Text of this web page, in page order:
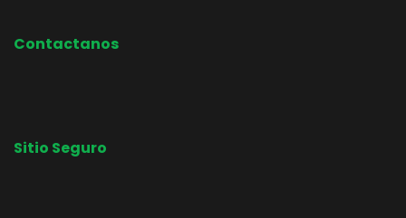
Contactanos
Sitio Seguro